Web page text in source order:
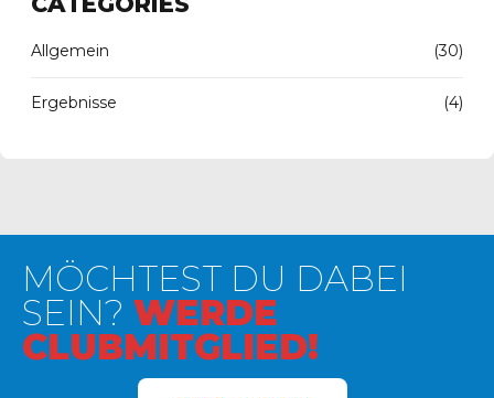
Allgemein (30)
Ergebnisse (4)
MÖCHTEST DU DABEI
SEIN? WERDE
CLUBMITGLIED!